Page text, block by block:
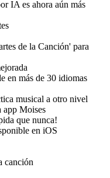
IA es ahora aún más
de la Canción' para
en más de 30 idiomas
musical a otro nivel
app Moises
que nunca!
en iOS
canción